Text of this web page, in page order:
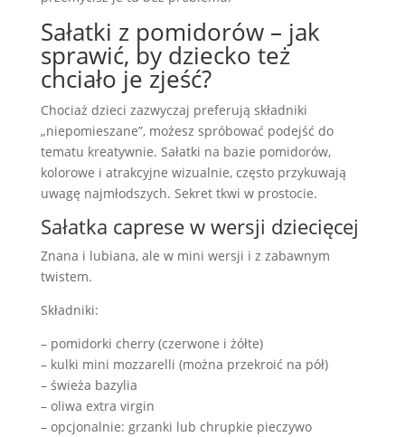
Sałatki z pomidorów – jak
sprawić, by dziecko też
chciało je zjeść?
Chociaż dzieci zazwyczaj preferują składniki
„niepomieszane”, możesz spróbować podejść do
tematu kreatywnie. Sałatki na bazie pomidorów,
kolorowe i atrakcyjne wizualnie, często przykuwają
uwagę najmłodszych. Sekret tkwi w prostocie.
Sałatka caprese w wersji dziecięcej
Znana i lubiana, ale w mini wersji i z zabawnym
twistem.
Składniki:
– pomidorki cherry (czerwone i żółte)
– kulki mini mozzarelli (można przekroić na pół)
– świeża bazylia
– oliwa extra virgin
– opcjonalnie: grzanki lub chrupkie pieczywo